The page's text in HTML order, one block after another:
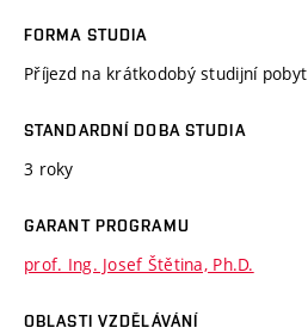
FORMA STUDIA
Příjezd na krátkodobý studijní pobyt
STANDARDNÍ DOBA STUDIA
3 roky
GARANT PROGRAMU
prof. Ing. Josef Štětina, Ph.D.
OBLASTI VZDĚLÁVÁNÍ